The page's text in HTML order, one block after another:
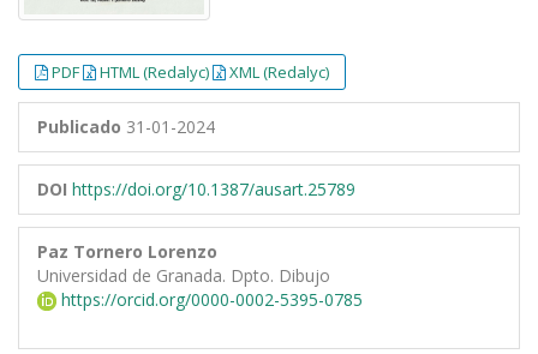
PDF HTML (Redalyc) XML (Redalyc)
Publicado 31-01-2024
DOI https://doi.org/10.1387/ausart.25789
Paz Tornero Lorenzo
Universidad de Granada. Dpto. Dibujo
https://orcid.org/0000-0002-5395-0785